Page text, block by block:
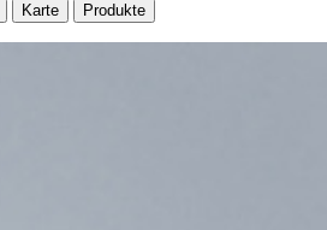
Karte Produkte